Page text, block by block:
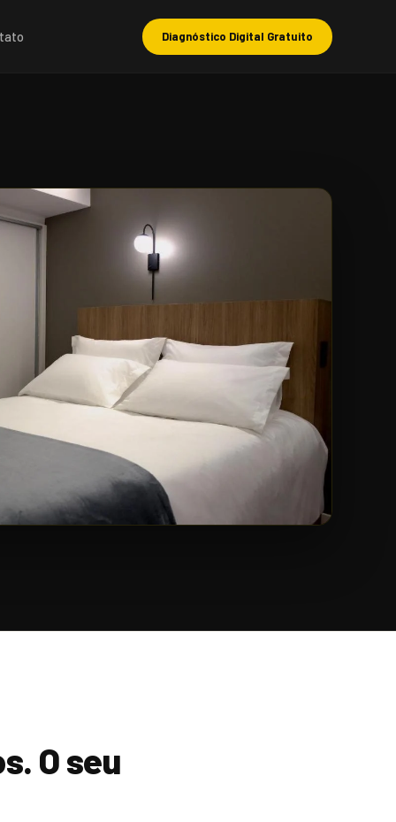
Diagnóstico Digital Gratuito
O seu